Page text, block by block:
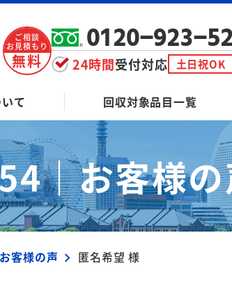
ご相談
お見積もり
無料
0120-923-
24時間受付対応 土日祝OK
て 回収対象品目一覧
｜お客様
お客様の声 匿名希望 様